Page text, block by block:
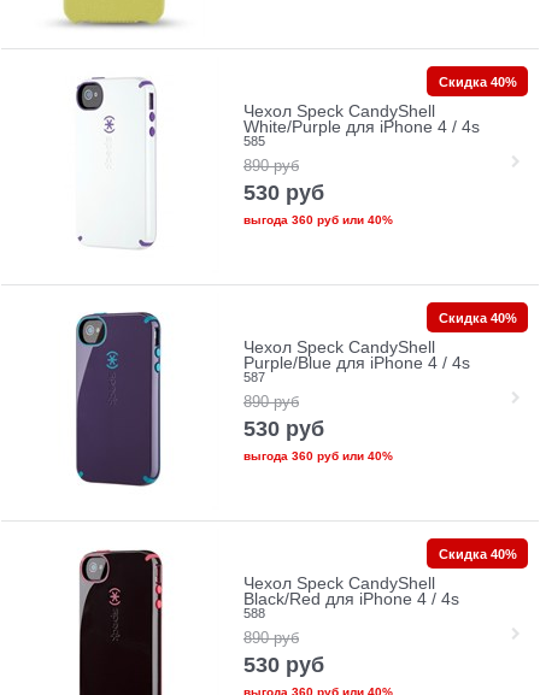
Чехол Speck CandyShell
White/Purple для iPhone 4 / 4s
585
890 руб
530 руб
выгода 360 рубили 40%
Скидка 40%
Чехол Speck CandyShell
Purple/Blue для iPhone 4 / 4s
587
890 руб
530 руб
выгода 360 рубили 40%
Скидка 40%
Чехол Speck CandyShell
Black/Red для iPhone 4 / 4s
588
890 руб
530 руб
выгода 360 рубили 40%
Скидка 40%